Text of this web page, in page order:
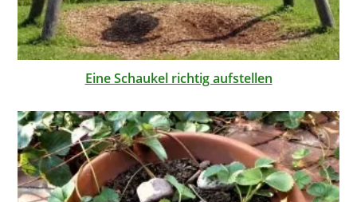
Eine Schaukel richtig aufstellen